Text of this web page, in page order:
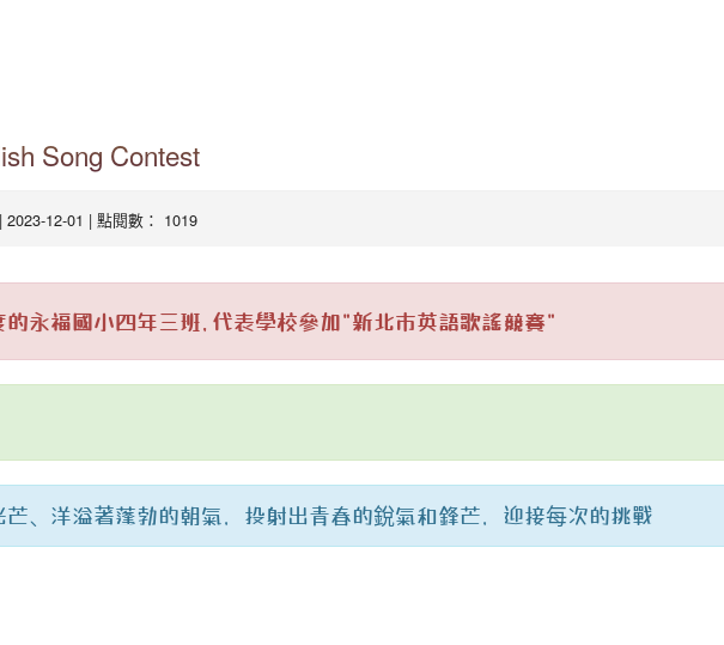
Song Contest
| 2023-12-01 | 點閱數： 1019
的永福國小四年三班,代表學校參加"新北市英語歌謠競賽"
芒、洋溢著蓬勃的朝氣，投射出青春的銳氣和鋒芒，迎接每次的挑戰